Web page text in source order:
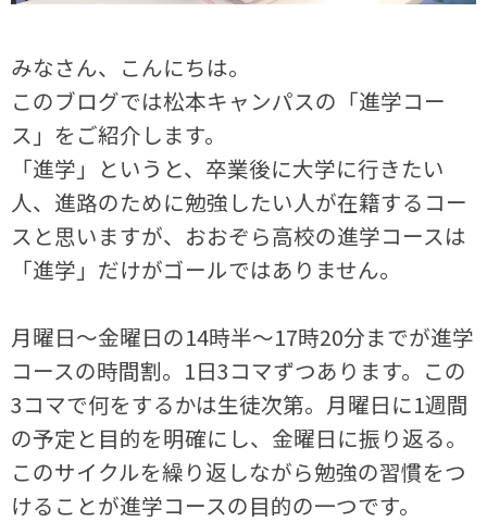
みなさん、こんにちは。
このブログでは松本キャンパスの「進学コー
ス」をご紹介します。
「進学」というと、卒業後に大学に行きたい
人、進路のために勉強したい人が在籍するコー
スと思いますが、おおぞら高校の進学コースは
「進学」だけがゴールではありません。
月曜日～金曜日の14時半～17時20分までが進学
コースの時間割。1日3コマずつあります。この
3コマで何をするかは生徒次第。月曜日に1週間
の予定と目的を明確にし、金曜日に振り返る。
このサイクルを繰り返しながら勉強の習慣をつ
けることが進学コースの目的の一つです。